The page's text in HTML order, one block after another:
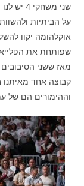
שני
על הביתיות
שפותחת את
קבוצה אחד
וההימורים הם של